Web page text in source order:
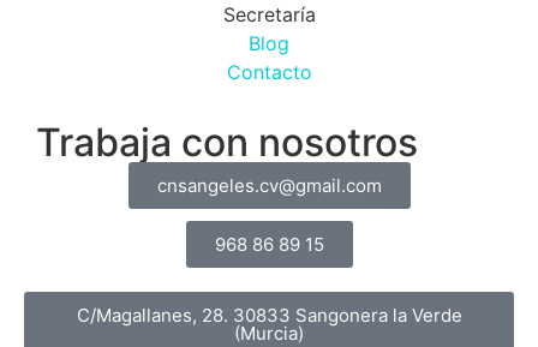
Secretaría
Blog
Contacto
Trabaja con nosotros
cnsangeles.cv@gmail.com
968 86 89 15
C/Magallanes, 28. 30833 Sangonera la Verde
(Murcia)